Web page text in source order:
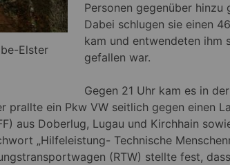
Elster
Personen gegenüber hinzu
Dabei schlugen sie einen
kam und entwendeten ihm
gefallen war.
Gegen 21 Uhr kam es in
prallte ein Pkw VW seitlich gegen einen
aus Doberlug, Lugau und Kirchhain
„Hilfeleistung- Technische
(RTW) stellte fest,